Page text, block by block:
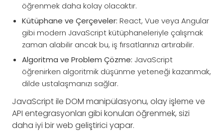
öğrenmek daha kolay olacaktır.
Kütüphane ve Çerçeveler: React, Vue veya Angular
gibi modern JavaScript kütüphaneleriyle çalışmak
zaman alabilir ancak bu, iş fırsatlarınızı artırabilir.
Algoritma ve Problem Çözme: JavaScript
öğrenirken algoritmik düşünme yeteneği kazanmak,
dilde ustalaşmanızı sağlar.
JavaScript ile DOM manipülasyonu, olay işleme ve
API entegrasyonları gibi konuları öğrenmek, sizi
daha iyi bir web geliştirici yapar.